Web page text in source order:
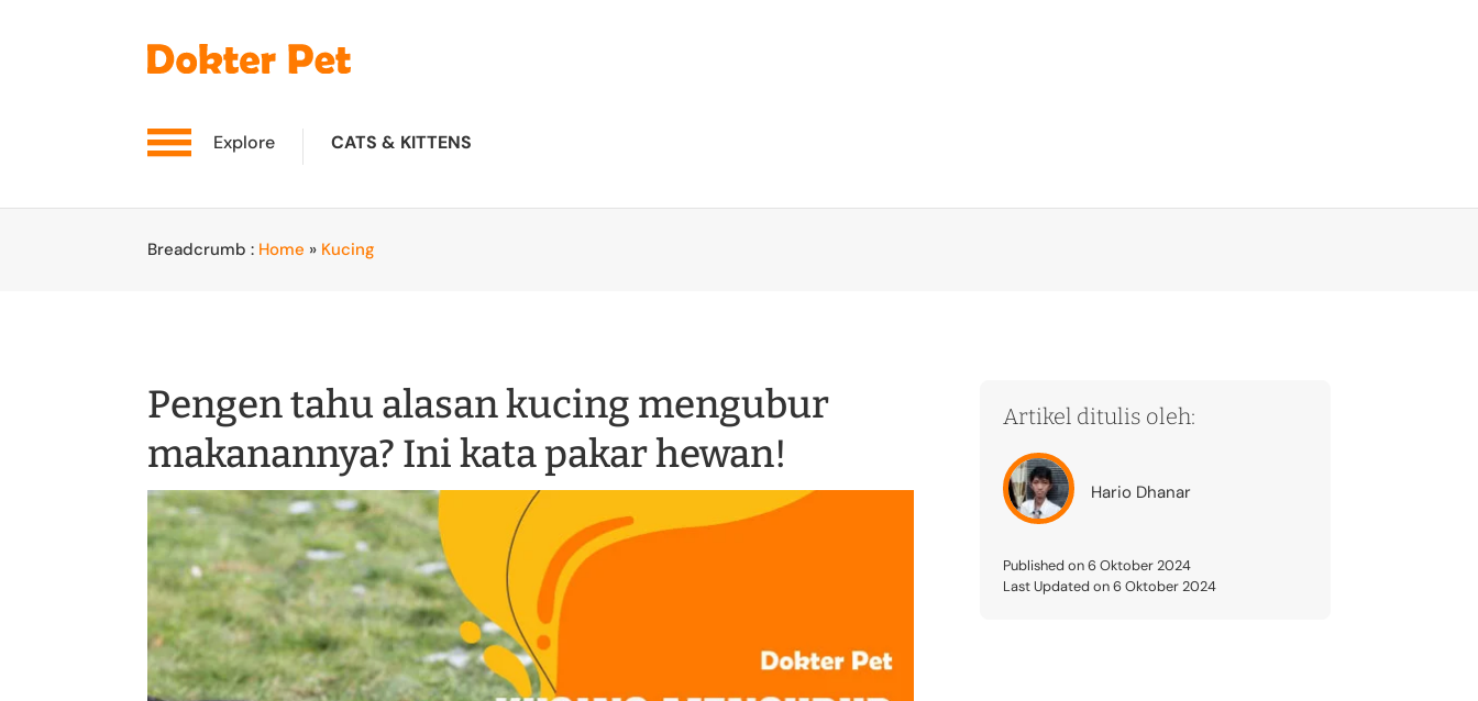
Explore CATS & KITTENS
Breadcrumb : Home » Kucing
Pengen tahu alasan kucing mengubur
makanannya? Ini kata pakar hewan!
Artikel ditulis oleh:
Hario Dhanar
Published on 6 Oktober 2024
Last Updated on 6 Oktober 2024